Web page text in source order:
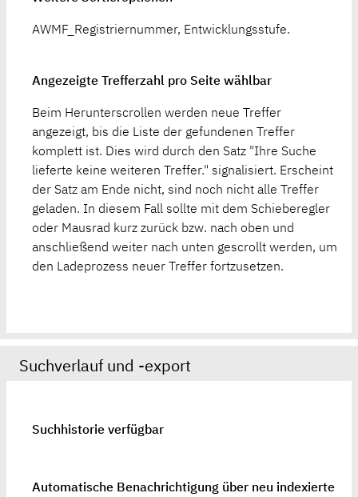
AWMF_Registriernummer, Entwicklungsstufe.
Angezeigte Trefferzahl pro Seite wählbar
Beim Herunterscrollen werden neue Treffer
angezeigt, bis die Liste der gefundenen Treffer
komplett ist. Dies wird durch den Satz "Ihre Suche
lieferte keine weiteren Treffer." signalisiert. Erscheint
der Satz am Ende nicht, sind noch nicht alle Treffer
geladen. In diesem Fall sollte mit dem Schieberegler
oder Mausrad kurz zurück bzw. nach oben und
anschließend weiter nach unten gescrollt werden, um
den Ladeprozess neuer Treffer fortzusetzen.
Suchverlauf und -export
Suchhistorie verfügbar
Automatische Benachrichtigung über neu indexierte